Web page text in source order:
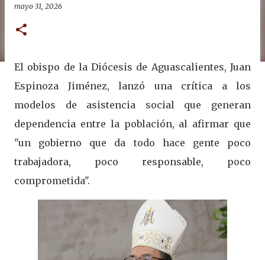
mayo 31, 2026
El obispo de la Diócesis de Aguascalientes, Juan
Espinoza Jiménez, lanzó una crítica a los
modelos de asistencia social que generan
dependencia entre la población, al afirmar que
"un gobierno que da todo hace gente poco
trabajadora, poco responsable, poco
comprometida".